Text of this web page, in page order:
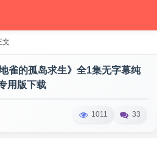
文
雀的孤岛求生》全1集无字幕纯
用版下载
1011 33